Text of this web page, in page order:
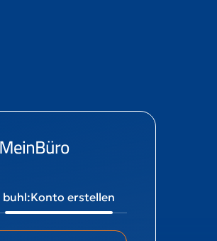
buhl:Konto erstellen